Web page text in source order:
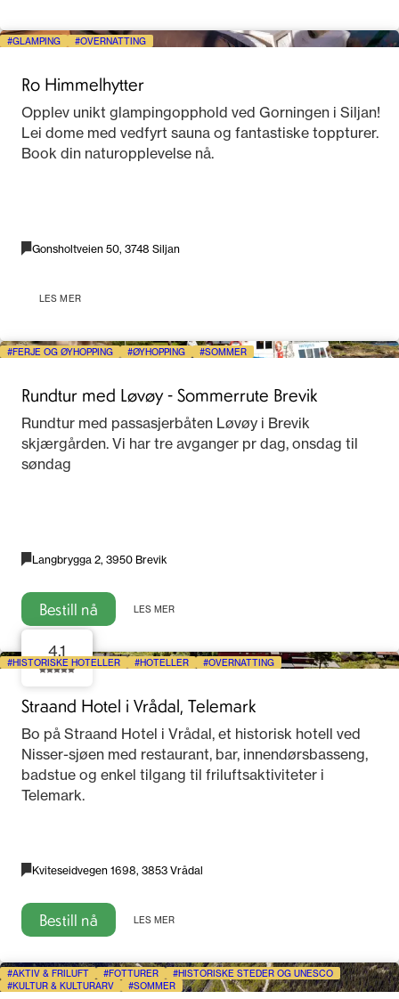
GLAMPING OVERNATTING
Ro Himmelhytter
Opplev unikt glampingopphold ved Gorningen i Siljan!
Lei dome med vedfyrt sauna og fantastiske toppturer.
Book din naturopplevelse nå.
Gonsholtveien 50, 3748 Siljan
LES MER
FERJE OG ØYHOPPING ØYHOPPING SOMMER
Rundtur med Løvøy - Sommerrute Brevik
Rundtur med passasjerbåten Løvøy i Brevik
skjærgården. Vi har tre avganger pr dag, onsdag til
søndag
Langbrygga 2, 3950 Brevik
Bestill nå LES MER
HISTORISKE HOTELLER HOTELLER OVERNATTING
4.1
Straand Hotel i Vrådal, Telemark
Bo på Straand Hotel i Vrådal, et historisk hotell ved
Nisser-sjøen med restaurant, bar, innendørsbasseng,
badstue og enkel tilgang til friluftsaktiviteter i
Telemark.
Kviteseidvegen 1698, 3853 Vrådal
Bestill nå LES MER
AKTIV & FRILUFT FOTTURER
HISTORISKE STEDER OG UNESCO
KULTUR & KULTURARV
SOMMER